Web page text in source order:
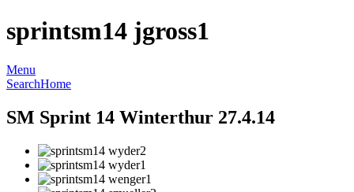
sprintsm14 jgross1
Menu
SearchHome
SM Sprint 14 Winterthur 27.4.14